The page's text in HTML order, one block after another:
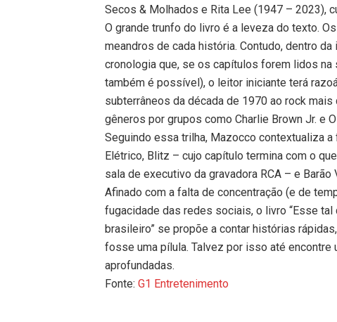
Secos & Molhados e Rita Lee (1947 – 2023),
O grande trunfo do livro é a leveza do texto.
meandros de cada história. Contudo, dentro
cronologia que, se os capítulos forem lidos
também é possível), o leitor iniciante terá
subterrâneos da década de 1970 ao rock
gêneros por grupos como Charlie Brown Jr. e O
Seguindo essa trilha, Mazocco contextualiza
Elétrico, Blitz – cujo capítulo termina com o
sala de executivo da gravadora RCA – e Barão
Afinado com a falta de concentração (e de
fugacidade das redes sociais, o livro “Esse
brasileiro” se propõe a contar histórias
fosse uma pílula. Talvez por isso até
aprofundadas.
Fonte:G1 Entretenimento